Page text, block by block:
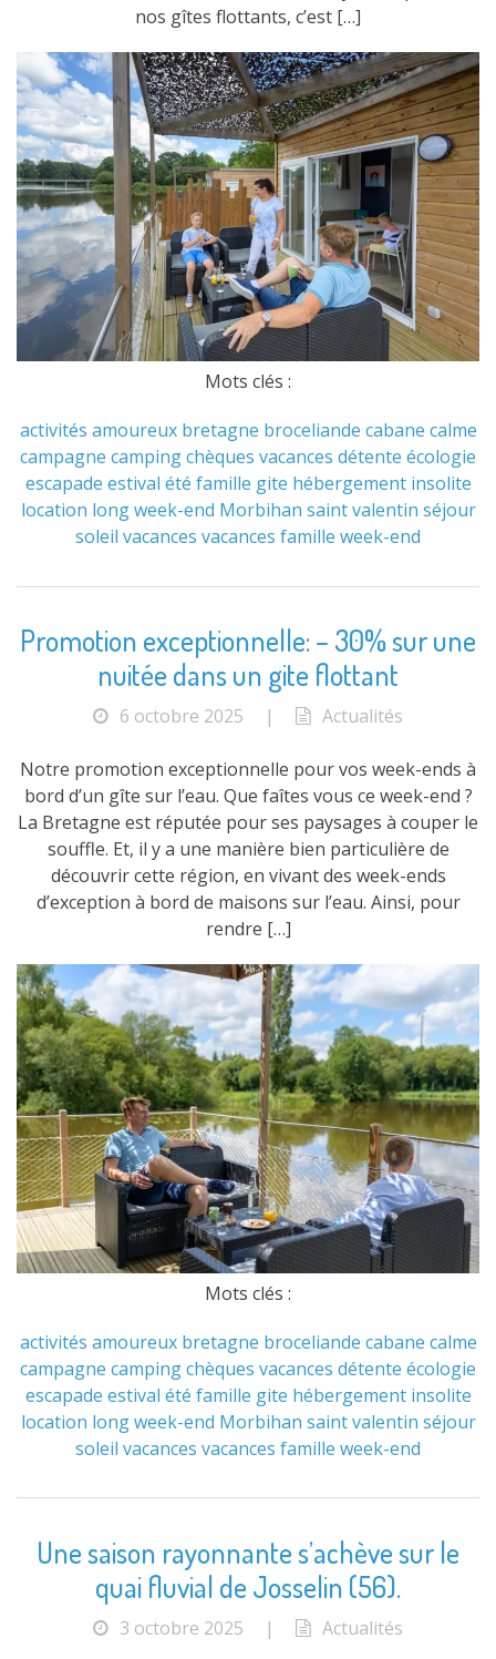
nos gîtes flottants, c’est […]
Mots clés :
activités amoureux bretagne broceliande cabane calme
campagne campingchèques vacances détente écologie
escapade estival été famille gite hébergement insolite
location long week-end Morbihan saint valentin séjour
soleil vacances vacances famille week-end
Promotion exceptionnelle: – 30% sur une
nuitée dans un gite flottant
6 octobre 2025 | Actualités
Notre promotion exceptionnelle pour vos week-ends à
bord d’un gîte sur l’eau. Que faîtes vous ce week-end ?
La Bretagne est réputée pour ses paysages à couper le
souffle. Et, il y a une manière bien particulière de
découvrir cette région, en vivant des week-ends
d’exception à bord de maisons sur l’eau. Ainsi, pour
rendre […]
Mots clés :
activités amoureux bretagne broceliande cabane calme
campagne campingchèques vacances détente écologie
escapade estival été famille gite hébergement insolite
location long week-end Morbihan saint valentin séjour
soleil vacances vacances famille week-end
Une saison rayonnante s’achève sur le
quai fluvial de Josselin (56).
3 octobre 2025 | Actualités